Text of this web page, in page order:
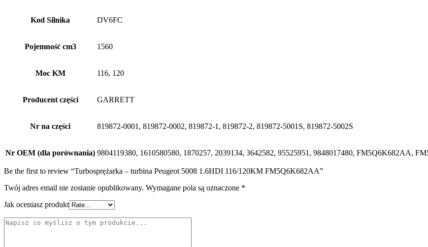
Kod Silnika DV6FC
Pojemność cm3 1560
Moc KM 116, 120
Producent części GARRETT
Nr na części 819872-0001, 819872-0002, 819872-1, 819872-2, 819872-5001S, 819872-5002S
Nr OEM (dla porównania) 9804119380, 1610580580, 1870257, 2039134, 3642582, 95525951, 9848017480, FM5Q6K682AA,
Be the first to review “Turbosprężarka – turbina Peugeot 5008 1.6HDI 116/120KM FM5Q6K682AA”
Twój adres email nie zostanie opublikowany. Wymagane pola są oznaczone *
Jak oceniasz produkt